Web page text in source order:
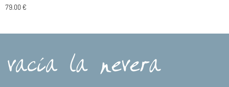
79.00€
variantes.
Las